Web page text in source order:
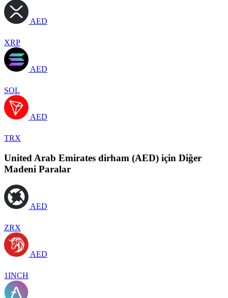
AED
XRP
AED
SOL
AED
TRX
United Arab Emirates dirham (AED) için Diğer
Madeni Paralar
AED
ZRX
AED
1INCH